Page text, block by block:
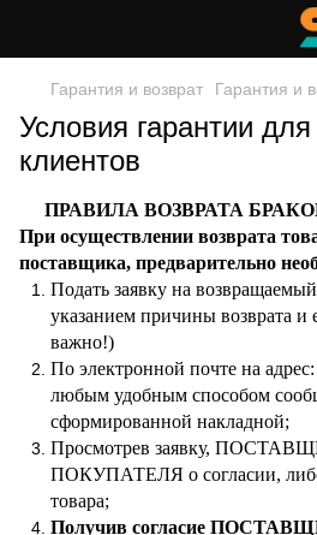
Гарантия и возврат Гарантия и
Условия гарантии
клиентов
ПРАВИЛА ВОЗВРАТА
При осуществлении возврата
поставщика, предварительно
Подать заявку на
указанием причины возврата и
важно!)
По электронной почте на адрес:
любым удобным способом
сформированной накладной;
Просмотрев заявку,
ПОКУПАТЕЛЯ о согласии, либо
товара;
Получив согласие